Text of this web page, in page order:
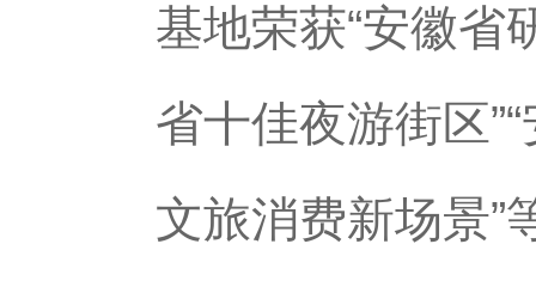
基地荣获“安徽省
省十佳夜游街区
文旅消费新场景”